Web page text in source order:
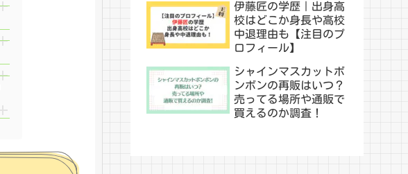
伊藤匠の学歴｜出身高
校はどこか身長や高校
中退理由も【注目のプ
ロフィール】
シャインマスカットボ
ンボンの再販はいつ？
売ってる場所や通販で
買えるのか調査！